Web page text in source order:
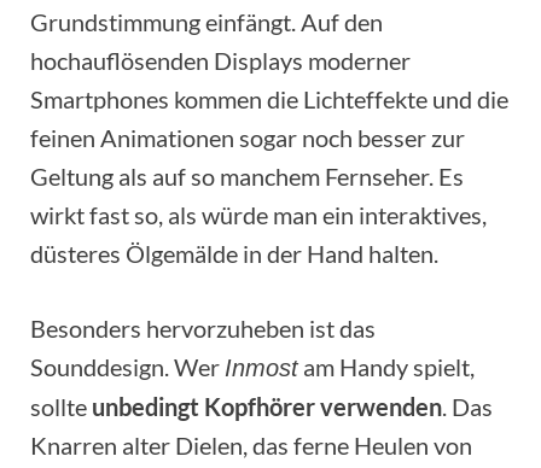
Grundstimmung einfängt. Auf den
hochauflösenden Displays moderner
Smartphones kommen die Lichteffekte und die
feinen Animationen sogar noch besser zur
Geltung als auf so manchem Fernseher. Es
wirkt fast so, als würde man ein interaktives,
düsteres Ölgemälde in der Hand halten.
Besonders hervorzuheben ist das
Sounddesign. Wer Inmostam Handy spielt,
sollte unbedingt Kopfhörer verwenden. Das
Knarren alter Dielen, das ferne Heulen von